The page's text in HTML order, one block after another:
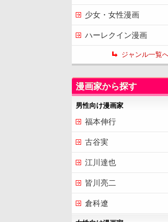
少女・女性漫画
ハーレクイン漫画
ジャンル一覧
漫画家から探す
男性向け漫画家
福本伸行
古谷実
江川達也
皆川亮二
倉科遼